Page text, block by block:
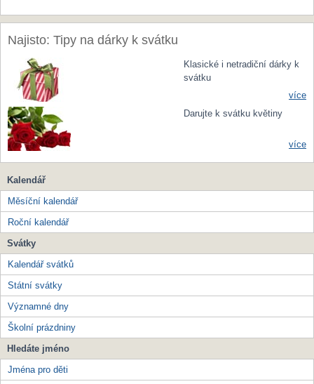
Najisto: Tipy na dárky k svátku
Klasické i netradiční dárky k
svátku
více
Darujte k svátku květiny
více
Kalendář
Měsíční kalendář
Roční kalendář
Svátky
Kalendář svátků
Státní svátky
Významné dny
Školní prázdniny
Hledáte jméno
Jména pro děti